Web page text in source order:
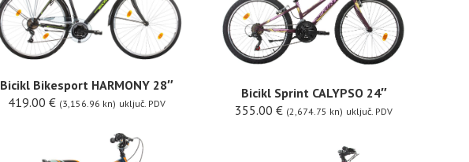
Bicikl Bikesport HARMONY 28″
419.00 € (3,156.96 kn) uključ. PDV
Bicikl Sprint CALYPSO 24″
355.00 € (2,674.75 kn) uključ. PDV